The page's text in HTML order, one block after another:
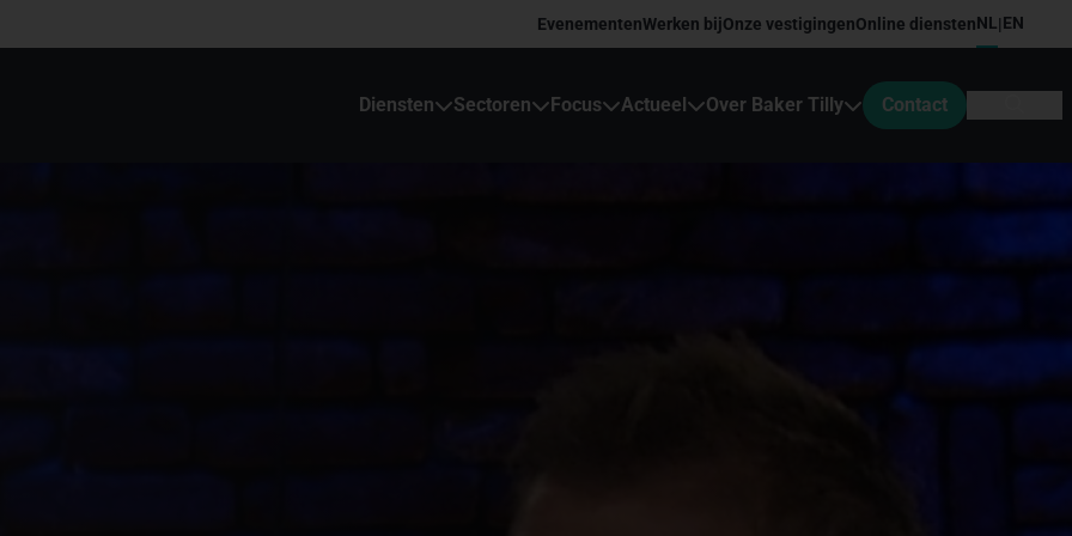
EvenementenWerken bijOnze vestigingenOnline dienstenNL|EN
Diensten Sectoren Focus Actueel Over Baker Tilly Contact